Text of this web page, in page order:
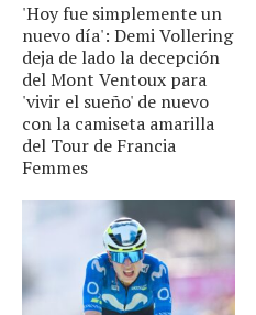
'Hoy fue simplemente un
nuevo día': Demi Vollering
deja de lado la decepción
del Mont Ventoux para
'vivir el sueño' de nuevo
con la camiseta amarilla
del Tour de Francia
Femmes